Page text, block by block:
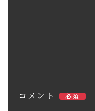
コメント 必須